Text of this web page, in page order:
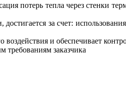
потерь тепла через стенки
за счет:
и обеспечивает
заказчика